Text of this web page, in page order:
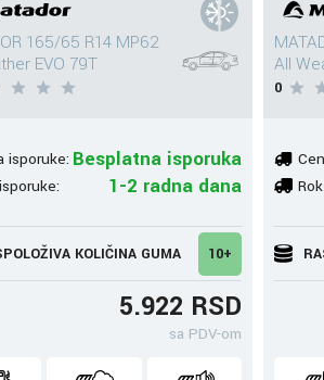
165/65 R14 MP62
EVO 79T
isporuke: Besplatna isporuka
1-2 radna dana
KOLIČINA GUMA 10+
5.922 RSD
sa PDV-om
All
0